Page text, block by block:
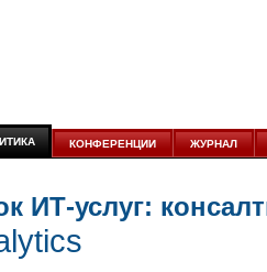
КОНФЕРЕНЦИИ ЖУРНАЛ
ИТ-услуг: